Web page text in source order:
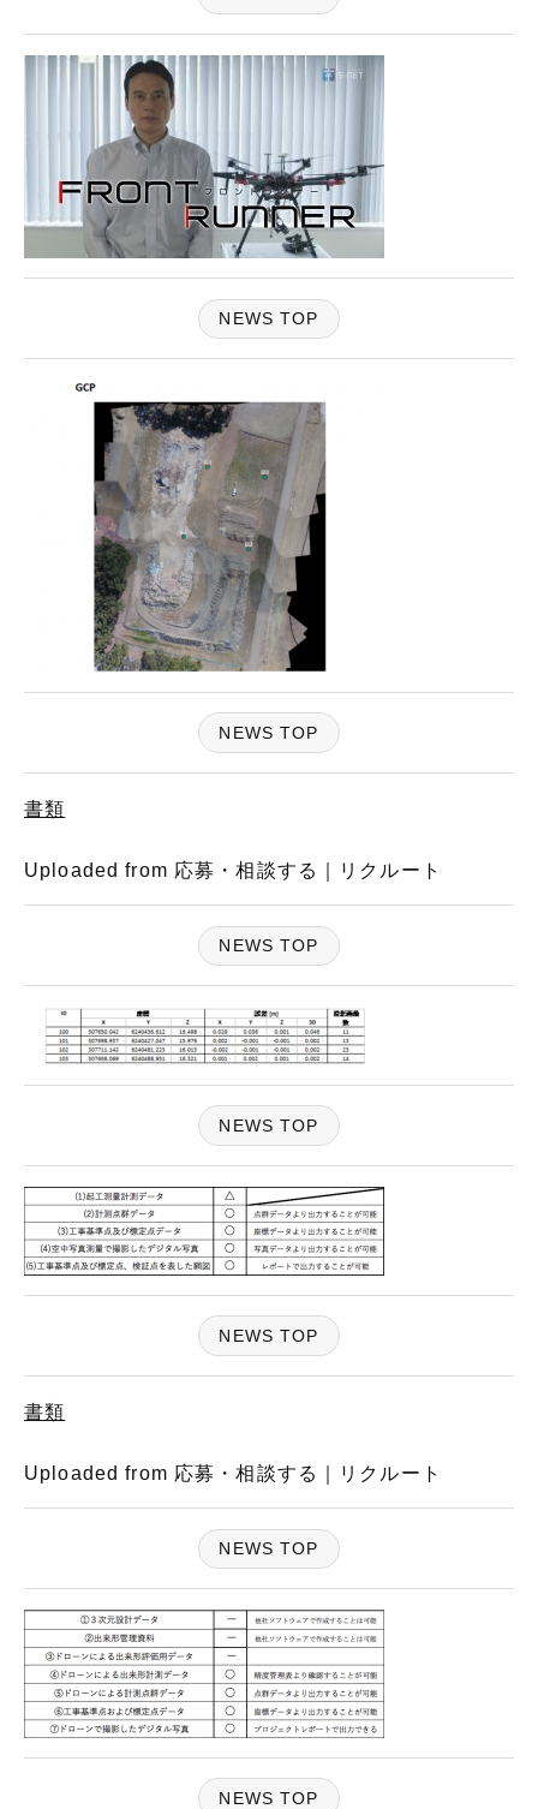
NEWS TOP
NEWS TOP
書類
Uploaded from 応募・相談する｜リクルート
NEWS TOP
NEWS TOP
NEWS TOP
書類
Uploaded from 応募・相談する｜リクルート
NEWS TOP
NEWS TOP